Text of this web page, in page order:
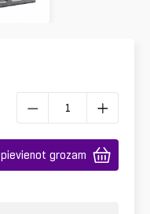
pievienot grozam